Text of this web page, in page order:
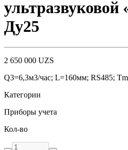
ультразвуковой
Ду25
2 650 000 UZS
Q3=6,3м3/час; L=160мм; RS485;
Категории
Приборы учета
Кол-во